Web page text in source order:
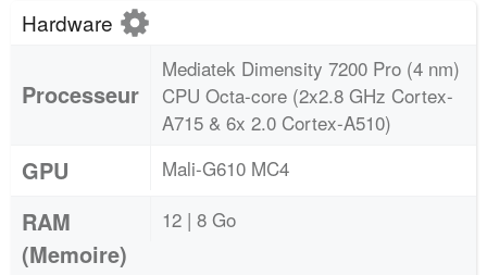
Hardware
Processeur
Mediatek Dimensity 7200 Pro (4 nm)
CPU Octa-core (2x2.8 GHz Cortex-
A715 & 6x 2.0 Cortex-A510)
GPU Mali-G610 MC4
RAM
(Memoire)
12 | 8 Go